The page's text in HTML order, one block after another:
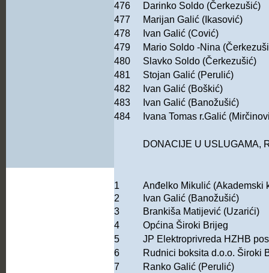
476
Darinko Soldo (Čerkezušić)
477
Marijan Galić (Ikasović)
478
Ivan Galić (Cović)
479
Mario Soldo -Nina
480
Slavko Soldo (Čerkezušić)
481
Stojan Galić (Perulić)
482
Ivan Galić (Boškić)
483
Ivan Galić (Banožušić)
484
Ivana Tomas r.Galić
DONACIJE U USLUGAMA,
1
Anđelko Mikulić (Akademski
2
Ivan Galić (Banožušić)
3
Brankiša Matijević (Uzarići)
4
Općina Široki Brijeg
5
JP Elektroprivreda HZHB
6
Rudnici boksita d.o.o. Široki
7
Ranko Galić (Perulić)